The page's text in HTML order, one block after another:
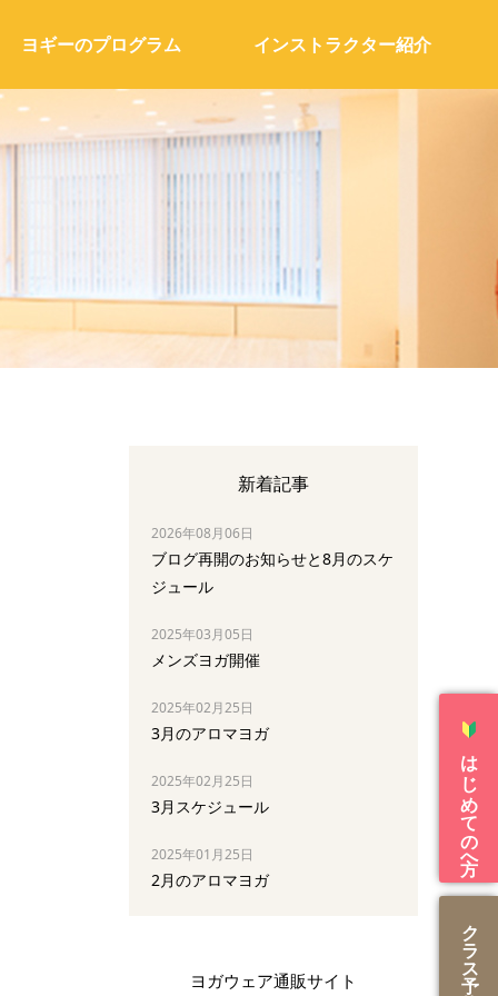
ヨギーのプログラム インストラクター紹介
新着記事
2026年08月06日
ブログ再開のお知らせと8月のスケ
ジュール
2025年03月05日
メンズヨガ開催
2025年02月25日
3月のアロマヨガ
2025年02月25日
3月スケジュール
2025年01月25日
2月のアロマヨガ
ヨガウェア通販サイト
はじめての方へ
ク
ラ
ス
予